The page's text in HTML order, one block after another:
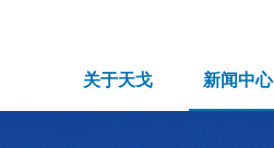
关于天戈 新闻中心